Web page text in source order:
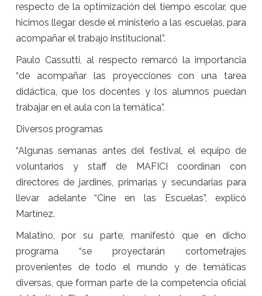
respecto de la optimización del tiempo escolar, que
hicimos llegar desde el ministerio a las escuelas, para
acompañar el trabajo institucional”.
Paulo Cassutti, al respecto remarcó la importancia
“de acompañar las proyecciones con una tarea
didáctica, que los docentes y los alumnos puedan
trabajar en el aula con la temática”.
Diversos programas
“Algunas semanas antes del festival, el equipo de
voluntarios y staff de MAFICI coordinan con
directores de jardines, primarias y secundarias para
llevar adelante “Cine en las Escuelas”, explicó
Martínez.
Malatino, por su parte, manifestó que en dicho
programa “se proyectarán cortometrajes
provenientes de todo el mundo y de temáticas
diversas, que forman parte de la competencia oficial